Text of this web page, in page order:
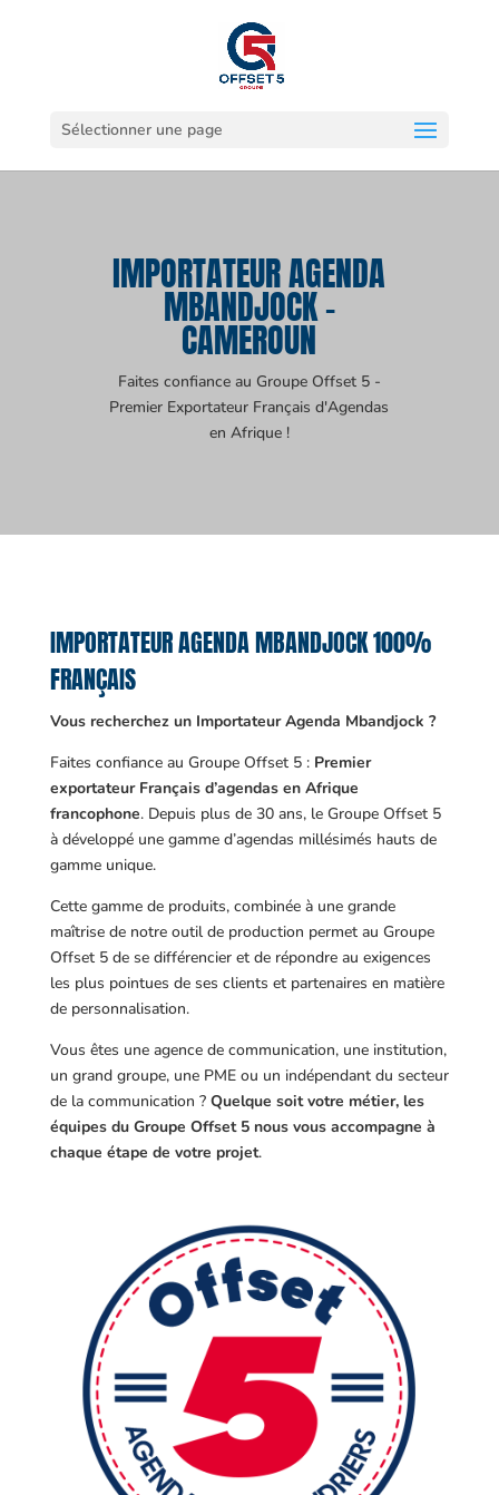
Sélectionner une page
IMPORTATEUR AGENDA
MBANDJOCK -
CAMEROUN
Faites confiance au Groupe Offset 5 -
Premier Exportateur Français d'Agendas
en Afrique !
IMPORTATEUR AGENDA MBANDJOCK 100%
FRANÇAIS
Vous recherchez un Importateur Agenda Mbandjock ?
Faites confiance au Groupe Offset 5 : Premier
exportateur Français d’agendas en Afrique
francophone. Depuis plus de 30 ans, le Groupe Offset 5
à développé une gamme d’agendas millésimés hauts de
gamme unique.
Cette gamme de produits, combinée à une grande
maîtrise de notre outil de production permet au Groupe
Offset 5 de se différencier et de répondre au exigences
les plus pointues de ses clients et partenaires en matière
de personnalisation.
Vous êtes une agence de communication, une institution,
un grand groupe, une PME ou un indépendant du secteur
de la communication ? Quelque soit votre métier, les
équipes du Groupe Offset 5 nous vous accompagne à
chaque étape de votre projet.